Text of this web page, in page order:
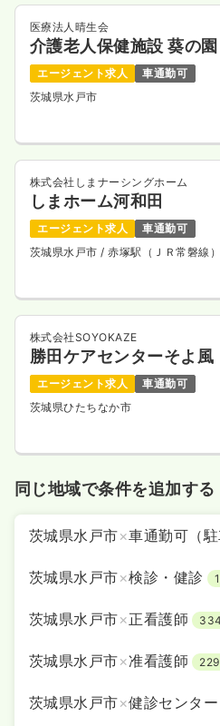
医療法人晴生会
介護老人保健施設 葵の
エージェント求人
車通勤可
茨城県水戸市
株式会社しまナーシングホーム
しまホーム河和田
エージェント求人
車通勤可
茨城県水戸市/ 赤塚駅（ＪＲ常磐線
株式会社SOYOKAZE
勝田ケアセンターそよ風
エージェント求人
車通勤可
茨城県ひたちなか市
同じ地域で条件を追加する
茨城県水戸市×車通勤可（駐
茨城県水戸市×検診・健診
茨城県水戸市×正看護師 334
茨城県水戸市×准看護師 229
茨城県水戸市×健診センター